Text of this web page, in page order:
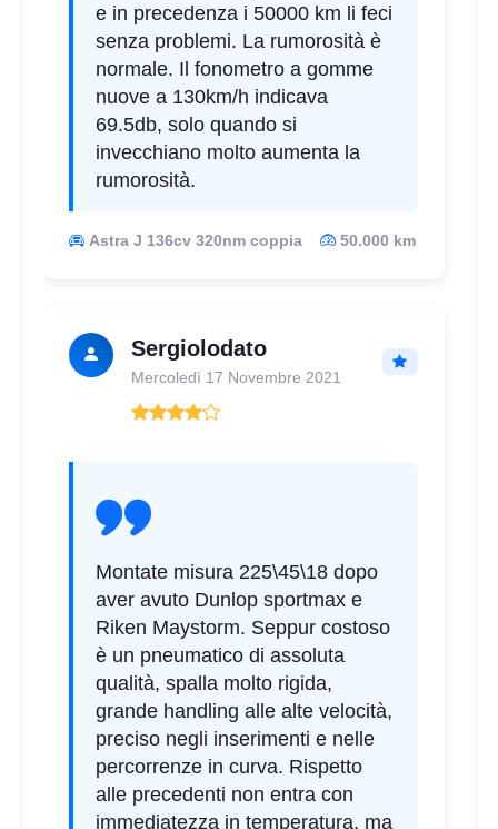
e in precedenza i 50000 km li feci
senza problemi. La rumorosità è
normale. Il fonometro a gomme
nuove a 130km/h indicava
69.5db, solo quando si
invecchiano molto aumenta la
rumorosità.
Astra J 136cv 320nm coppia 50.000 km
Sergiolodato
Mercoledì 17 Novembre 2021
Montate misura 225\45\18 dopo
aver avuto Dunlop sportmax e
Riken Maystorm. Seppur costoso
è un pneumatico di assoluta
qualità, spalla molto rigida,
grande handling alle alte velocità,
preciso negli inserimenti e nelle
percorrenze in curva. Rispetto
alle precedenti non entra con
immediatezza in temperatura, ma